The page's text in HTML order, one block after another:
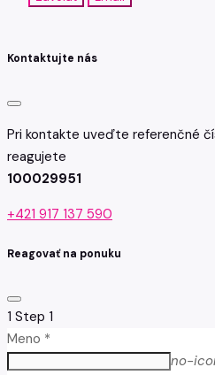
Kontaktujte nás
Pri kontakte uveďte referenčné
reagujete
100029951
+421 917 137 590
Reagovať na ponuku
1 Step 1
Meno *
no-